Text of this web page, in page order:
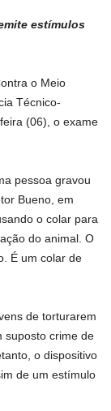
estímulos
o Meio
Técnico-
(06), o exame
pessoa gravou
Bueno, em
o colar para
do animal. O
É um colar de
de torturarem
suposto crime de
o dispositivo
de um estímulo